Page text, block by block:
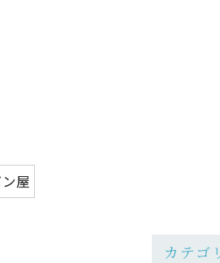
屋
カテゴ